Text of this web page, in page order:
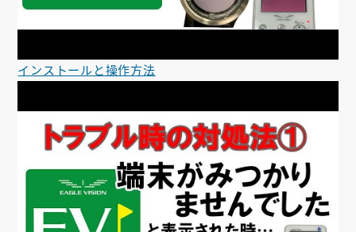
インストールと操作方法